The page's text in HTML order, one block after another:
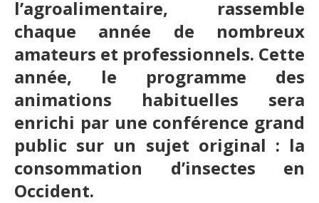
l’agroalimentaire, rassemble
chaque année de nombreux
amateurs et professionnels. Cette
année, le programme des
animations habituelles sera
enrichi par une conférence grand
public sur un sujet original : la
consommation d’insectes en
Occident.